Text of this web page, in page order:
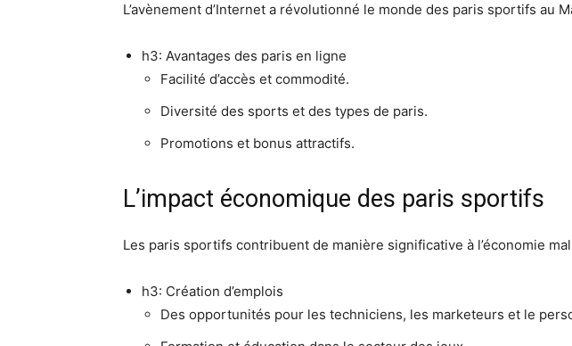
L’avènement d’Internet a révolutionné le monde des paris sportifs au
h3: Avantages des paris en ligne
Facilité d’accès et commodité.
Diversité des sports et des types de paris.
Promotions et bonus attractifs.
L’impact économique des paris sportifs
Les paris sportifs contribuent de manière significative à l’économie
h3: Création d’emplois
Des opportunités pour les techniciens, les marketeurs et le